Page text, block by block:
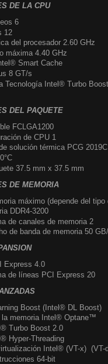
DE LA CPU
6
12
del procesador 2.60 GHz
máxima 4.40 GHz
Smart Cache
8 GT/s
Tecnología Intel® Turbo
DEL PAQUETE
FCLGA1200
de CPU 1
solución térmica PCG 2019C
37.5 mm x 37.5 mm
DE MEMORIA
máximo (depende del tipo
DDR4-3200
de canales de memoria 2
de banda de memoria 50
Express 4.0
de líneas PCI Express 20
Boost (Intel® DL Boost)
la memoria Intel® Optane™
Turbo Boost 2.0
Hyper-Threading
Intel® (VT-x) (VT-
64-bit